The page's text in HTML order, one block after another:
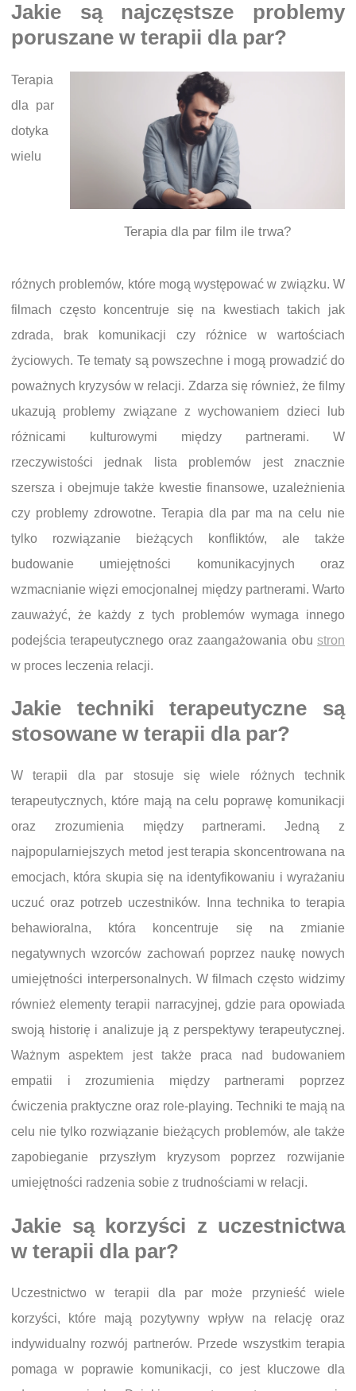
Jakie są najczęstsze problemy
poruszane w terapii dla par?
Terapia dla par film ile trwa?
Terapia
dla par
dotyka
wielu
różnych problemów, które mogą występować w związku. W
filmach często koncentruje się na kwestiach takich jak
zdrada, brak komunikacji czy różnice w wartościach
życiowych. Te tematy są powszechne i mogą prowadzić do
poważnych kryzysów w relacji. Zdarza się również, że filmy
ukazują problemy związane z wychowaniem dzieci lub
różnicami kulturowymi między partnerami. W
rzeczywistości jednak lista problemów jest znacznie
szersza i obejmuje także kwestie finansowe, uzależnienia
czy problemy zdrowotne. Terapia dla par ma na celu nie
tylko rozwiązanie bieżących konfliktów, ale także
budowanie umiejętności komunikacyjnych oraz
wzmacnianie więzi emocjonalnej między partnerami. Warto
zauważyć, że każdy z tych problemów wymaga innego
podejścia terapeutycznego oraz zaangażowania obu stron
w proces leczenia relacji.
Jakie techniki terapeutyczne są
stosowane w terapii dla par?
W terapii dla par stosuje się wiele różnych technik
terapeutycznych, które mają na celu poprawę komunikacji
oraz zrozumienia między partnerami. Jedną z
najpopularniejszych metod jest terapia skoncentrowana na
emocjach, która skupia się na identyfikowaniu i wyrażaniu
uczuć oraz potrzeb uczestników. Inna technika to terapia
behawioralna, która koncentruje się na zmianie
negatywnych wzorców zachowań poprzez naukę nowych
umiejętności interpersonalnych. W filmach często widzimy
również elementy terapii narracyjnej, gdzie para opowiada
swoją historię i analizuje ją z perspektywy terapeutycznej.
Ważnym aspektem jest także praca nad budowaniem
empatii i zrozumienia między partnerami poprzez
ćwiczenia praktyczne oraz role-playing. Techniki te mają na
celu nie tylko rozwiązanie bieżących problemów, ale także
zapobieganie przyszłym kryzysom poprzez rozwijanie
umiejętności radzenia sobie z trudnościami w relacji.
Jakie są korzyści z uczestnictwa
w terapii dla par?
Uczestnictwo w terapii dla par może przynieść wiele
korzyści, które mają pozytywny wpływ na relację oraz
indywidualny rozwój partnerów. Przede wszystkim terapia
pomaga w poprawie komunikacji, co jest kluczowe dla